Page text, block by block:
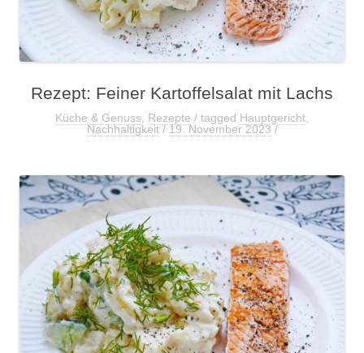
Rezept: Feiner Kartoffelsalat mit Lachs
Küche & Genuss Rezepte / tagged Hauptgericht
Nachhaltigkeit/19. November 2023/